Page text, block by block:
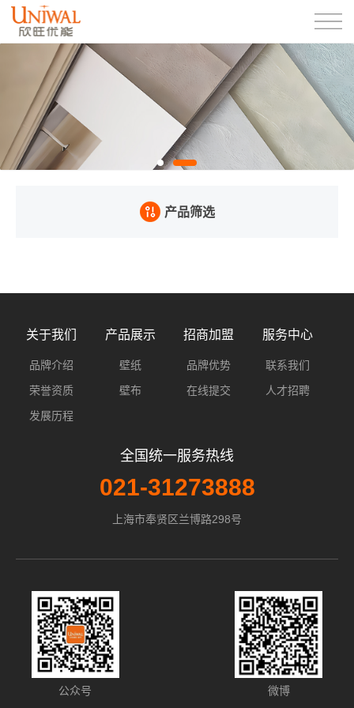
产品筛选
关于我们
品牌介绍
荣誉资质
发展历程
产品展示
壁纸
壁布
招商加盟
品牌优势
在线提交
服务中心
联系我们
人才招聘
全国统一服务热线
021-31273888
上海市奉贤区兰博路298号
公众号 微博